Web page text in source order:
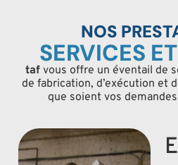
NOS
SERVICES
tafvous offre un éventail de
de fabrication, d’exécution et
que soient vos